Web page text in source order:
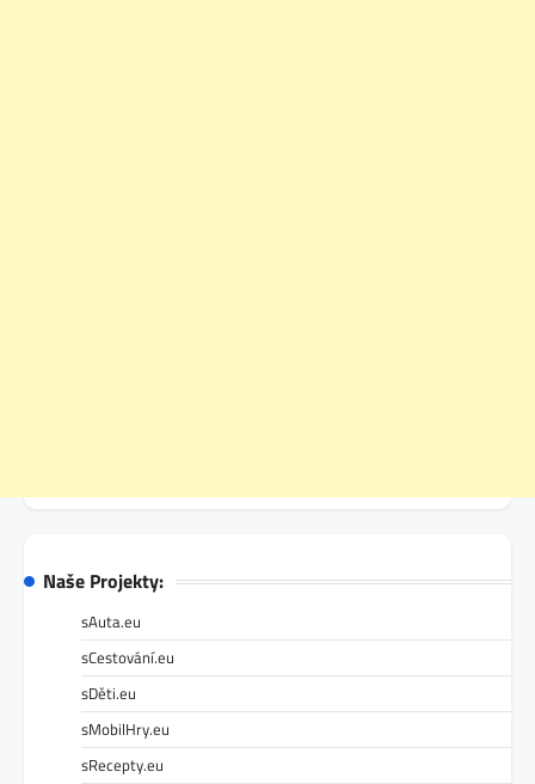
Naše Projekty:
sAuta.eu
sCestování.eu
sDěti.eu
sMobilHry.eu
sRecepty.eu